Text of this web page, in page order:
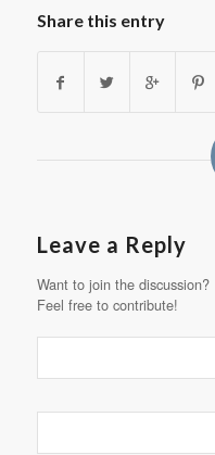
Share this entry
Leave a Reply
Want to join the discussion?
Feel free to contribute!